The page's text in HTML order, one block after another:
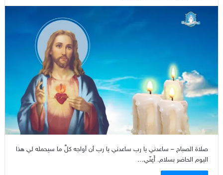
صلاة الصباح – ساعدني يا رب ساعدني يا رب أن أواجه كلَّ ما سيحمله لي هذا
اليوم الحاضر بسلام. أَعِنّي…